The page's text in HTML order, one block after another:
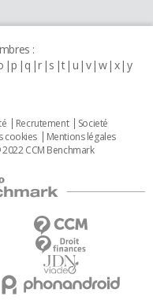
:
p q r s t u v w x y
Recrutement
Societé
cookies
Mentions légales
CCM Benchmark